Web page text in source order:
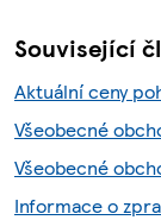
Související
Aktuální ceny
Všeobecné